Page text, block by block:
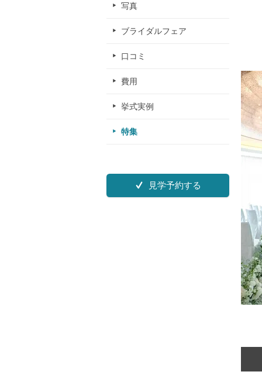
写真
ブライダルフェア
口コミ
費用
挙式実例
特集
見学予約する